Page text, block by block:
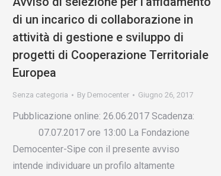
di un incarico di collaborazione in
attività di gestione e sviluppo di
progetti di Cooperazione Territoriale
Europea
Senza categoria By Democenter Giugno 26, 2017
Pubblicazione online: 26.06.2017 Scadenza:
07.07.2017 ore 13:00 La Fondazione
Democenter-Sipe con il presente avviso
intende individuare un profilo altamente